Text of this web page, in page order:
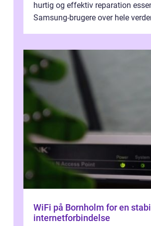
hurtig og effektiv reparation
Samsung-brugere over hele
WiFi på Bornholm for en stabil
internetforbindelse